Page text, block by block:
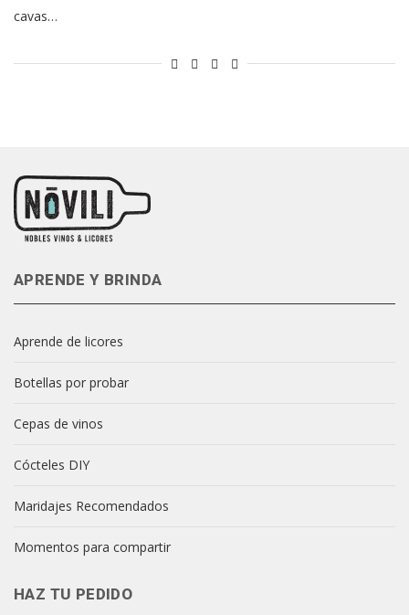
cavas…
APRENDE Y BRINDA
Aprende de licores
Botellas por probar
Cepas de vinos
Cócteles DIY
Maridajes Recomendados
Momentos para compartir
HAZ TU PEDIDO